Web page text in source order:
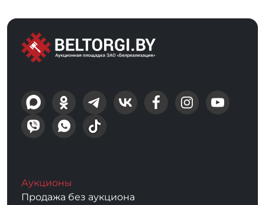
Аукционы
Продажа без аукциона